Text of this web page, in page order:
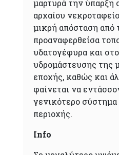
μαρτυρά την ύπαρξη
αρχαίου
μικρή απόσταση από
προαναφερθείσα
υδατογέφυρα και
υδρομάστευσης της
εποχής, καθώς και
φαίνεται να
γενικότερο
περιοχής.
Info